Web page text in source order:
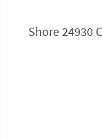
Shore 24930